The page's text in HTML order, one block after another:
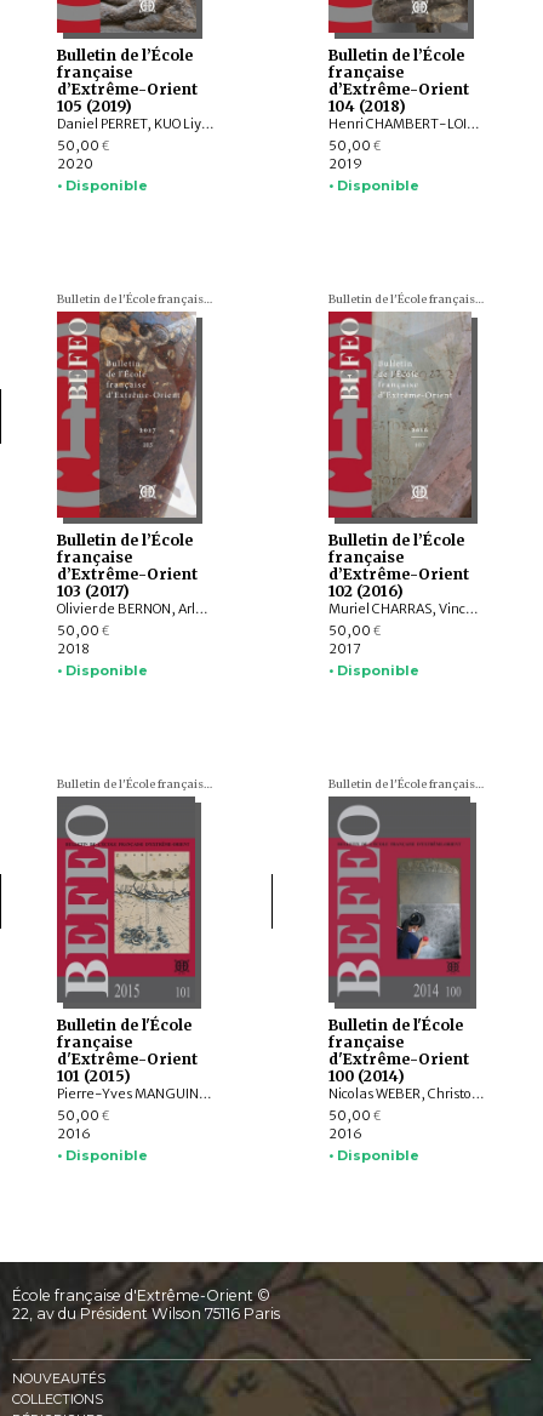
Bulletin de l’École
française
d’Extrême-Orient
105 (2019)
Daniel PERRET, KUO Liying, Andrew HARDY, Frédéric GIRARD, Jiří JÁKL, Pauline SEBILLAUD, LIU Xiaoxi, AGUSTIJANTO INDRAJAYA, Véronique DEGROOT, Franciscus VERELLEN, Nicolas CANE, INDUNG PANCA PUTRA, ARY SETYASTUTI, SUBAGYO PRAMUMIJOYO, AGNI SESARIA MOCHTAR, Patrick DALY, Edmund EDWARDS MCKINNON, R. Michael FEENER, TAI YEW SENG , ARDIANSYAH , Andrew PARNELL, NIZAMUDDIN , Nazli ISMAIL, Kerry SIEH, Jedrzej MAJEWSKI, Max DEEG, Elizabeth BERGER, HOU Kan, SUKAWATI SUSETYO, MOHD. SHERMAN BIN SAUFFI
50,00 €
2020
• Disponible
Bulletin de l’École
française
d’Extrême-Orient
104 (2018)
Henri CHAMBERT-LOIR, Hubert DELAHAYE, Aude FAVEREAU, Thomas Oliver PRYCE, Brice VINCENT, Pierre BAPTISTE, Andrea ACRI, David BOURGARIT, Grégory KOURILSKY, Lynn ATE, Tin Tin WIN, Louis CHAMPION, Thu Thu WIN, Kalayar MYAT MYAT HTWE, Aye Aye MAR, Baptiste PRADIER, Anna WILLIS, Mathilde MECHLING, Michele STEPHEN, Alexis LYCAS, LEI Yang, William Lloyd GIBSON, CAST:ING
50,00 €
2019
• Disponible
Bulletin de l'École française d'Extrême-Orient (BEFEO)
Bulletin de l’École
française
d’Extrême-Orient
103 (2017)
Olivier de BERNON, Arlo GRIFFITHS, Andrew OLLET, Bob HUDSON, Marc MIYAKE, Julian K. WHEATLEY, Jiří JÁKL, Tom HOOGERVORST, Jennifer L. GAYNOR, Nathan W. HILL, ZHAO Bing, Louise Allison CORT, Armand DESBAT, Béatrice WISNIEWSKI, WONG Sharon Wai-Yee, QIN Dashu, CHANG Jung Jung, YU Shan, HE Mengying, Alastair GORNALL, Hermann KULKE
50,00 €
2018
• Disponible
Bulletin de l'École française d'Extrême-Orient (BEFEO)
Bulletin de l’École
française
d’Extrême-Orient
102 (2016)
Muriel CHARRAS, Vincent TOURNIER, Roderich PTAK, Arlo GRIFFITHS, Jiří JÁKL, Hugo DAVID, Annabel Teh GALLOP, Amandine LEPOUTRE, Chiara BOCCI, Stefan BAUMS, Ingo STRAUCH, Kei KATAOKA, Mattia SALVINI, Péter-Dániel SZÁNTÓ, Andrea ACRI
50,00 €
2017
• Disponible
Bulletin de l'École française d'Extrême-Orient (BEFEO)
Bulletin de l'École
française
d'Extrême-Orient
101 (2015)
Pierre-Yves MANGUIN, Claudine SALMON , Paola CALANCA, Martin POLKINGHORNE, Amandine LEPOUTRE, Gregory SCHOPEN, Christine LORRE, Janet G. DOUGLAS, Federico CARO, GOH GEOK YIAN , Judith CAMERON, AGUSTIJANTO INDRAJAYA, Angela SCHOTTENHAMMER, CHENG Weichung, BASKORO D. TJAHJONO, Véronique DEGROOT
50,00 €
2016
• Disponible
Bulletin de l'École française d'Extrême-Orient (BEFEO)
Bulletin de l'École
française
d'Extrême-Orient
100 (2014)
Nicolas WEBER, Christophe POTTIER, Michela BUSSOTTI, Dominic GOODALL, Michel LORRILLARD, Dominique SOUTIF, Julia ESTEVE, Brice VINCENT, Gerdi GERSCHHEIMER, Martin POLKINGHORNE, Hélène NJOTO, Jean-Baptiste CHEVANCE, Michel ANTELME, Nicolas THOMAS, David BOURGARIT, Grégory KOURILSKY, IYANAGA Nobumi
50,00 €
2016
• Disponible
École française d'Extrême-Orient ©
22, av du Président Wilson 75116 Paris
NOUVEAUTÉS
COLLECTIONS